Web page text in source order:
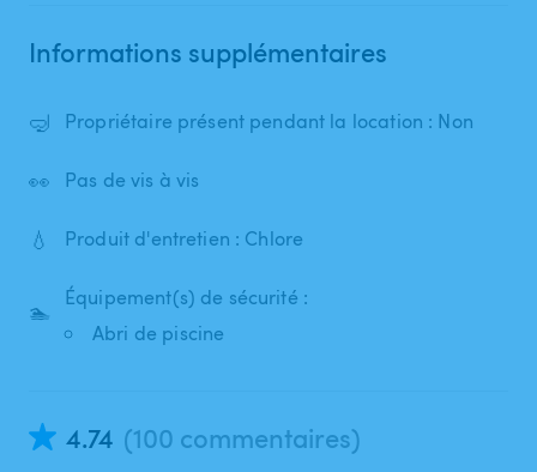
Informations supplémentaires
🤿 Propriétaire présent pendant la location : Non
👀 Pas de vis à vis
💧 Produit d'entretien : Chlore
🏊
Équipement(s) de sécurité :
Abri de piscine
4.74 (100 commentaires)